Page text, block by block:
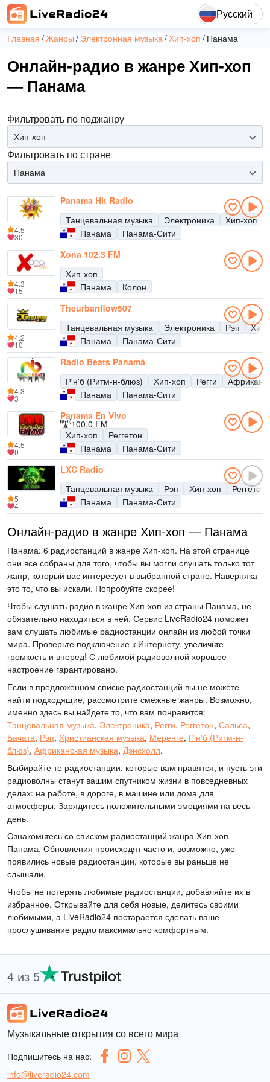
Русский
Главная Жанры Электронная музыка Хип-хоп Панама
Онлайн-радио в жанре Хип-хоп
— Панама
Фильтровать по поджанру
Хип-хоп
Фильтровать по стране
Панама
Panama Hit Radio
Танцевальная музыка
Электроника Хип-хоп
Панама
Панама-Сити
4.5
30
Xona 102.3 FM
Хип-хоп
Панама
Колон
4.3
15
Theurbanflow507
Танцевальная музыка
Электроника Рэп
Панама
Панама-Сити
4.2
10
Radio Beats Panamá
Р'н'б (Ритм-н-блюз)
Хип-хоп Регги
Панама
Панама-Сити
4.3
3
Panama En Vivo
100.0 FM
Хип-хоп
Реггетон
Панама
Панама-Сити
4.5
0
LXC Radio
Танцевальная музыка
Рэп Хип-хоп
Реггетон
Панама
Панама-Сити
5
4
Онлайн-радио в жанре Хип-хоп — Панама
Панама: 6 радиостанций в жанре Хип-хоп. На этой странице
они все собраны для того, чтобы вы могли слушать только тот
жанр, который вас интересует в выбранной стране. Наверняка
это то, что вы искали. Попробуйте скорее!
Чтобы слушать радио в жанре Хип-хоп из страны Панама, не
обязательно находиться в ней. Сервис LiveRadio24 поможет
вам слушать любимые радиостанции онлайн из любой точки
мира. Проверьте подключение к Интернету, увеличьте
громкость и вперед! С любимой радиоволной хорошее
настроение гарантировано.
Если в предложенном списке радиостанций вы не можете
найти подходящие, рассмотрите смежные жанры. Возможно,
именно здесь вы найдете то, что вам понравится:
Танцевальная музыка, Электроника, Регги, Реггетон, Сальса,
Бачата, Рэп, Христианская музыка, Меренге, Р'н'б (Ритм-н-
блюз), Африканская музыка, Дэнсхолл.
Выбирайте те радиостанции, которые вам нравятся, и пусть эти
радиоволны станут вашим спутником жизни в повседневных
делах: на работе, в дороге, в машине или дома для
атмосферы. Зарядитесь положительными эмоциями на весь
день.
Ознакомьтесь со списком радиостанций жанра Хип-хоп —
Панама. Обновления происходят часто и, возможно, уже
появились новые радиостанции, которые вы раньше не
слышали.
Чтобы не потерять любимые радиостанции, добавляйте их в
избранное. Открывайте для себя новые, делитесь своими
любимыми, а LiveRadio24 постарается сделать ваше
прослушивание радио максимально комфортным.
4 из 5
Музыкальные открытия со всего мира
Подпишитесь на нас:
info@liveradio24.com